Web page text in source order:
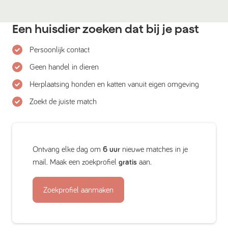
Een huisdier zoeken dat bij je past
Persoonlijk contact
Geen handel in dieren
Herplaatsing honden en katten vanuit eigen omgeving
Zoekt de juiste match
Ontvang elke dag om 6 uur nieuwe matches in je
mail. Maak een zoekprofiel gratis aan.
Zoekprofiel aanmaken